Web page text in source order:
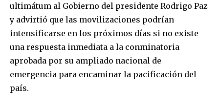
ultimátum al Gobierno del presidente Rodrigo Paz
y advirtió que las movilizaciones podrían
intensificarse en los próximos días si no existe
una respuesta inmediata a la conminatoria
aprobada por su ampliado nacional de
emergencia para encaminar la pacificación del
país.